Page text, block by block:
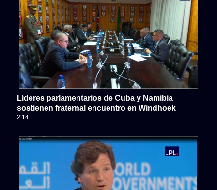
Líderes parlamentarios de Cuba y Namibia
sostienen fraternal encuentro en Windhoek
2:14